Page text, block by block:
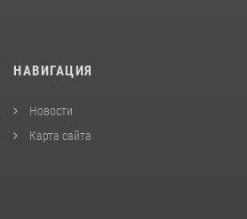
НАВИГАЦИЯ
Новости
Карта сайта